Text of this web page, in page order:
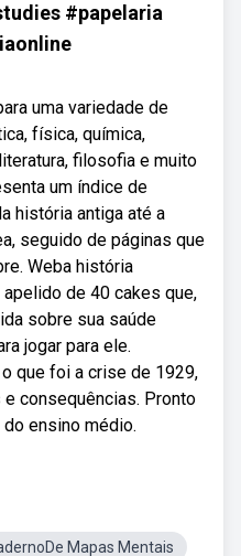
#papelaria
uma variedade de
física, química,
filosofia e muito
um índice de
história antiga até a
seguido de páginas que
Weba história
de 40 cakes que,
sobre sua saúde
jogar para ele.
que foi a crise de 1929,
consequências. Pronto
ensino médio.
Mapas Mentais